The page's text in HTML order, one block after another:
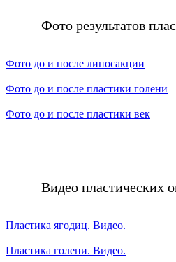
Фото результатов
Фото до и после липосакции
Фото до и после пластики голени
Фото до и после пластики век
Видео пластических
Пластика ягодиц. Видео.
Пластика голени. Видео.